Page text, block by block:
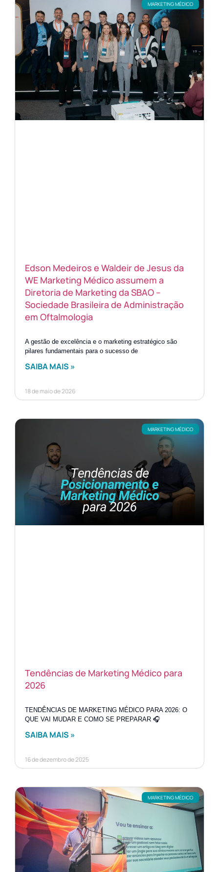
MARKETING MÉDICO
Edson Medeiros e Waldeir de Jesus da
WE Marketing Médico assumem a
Diretoria de Marketing da SBAO –
Sociedade Brasileira de Administração
em Oftalmologia
A gestão de excelência e o marketing estratégico são
pilares fundamentais para o sucesso de
SAIBA MAIS »
18 de maio de 2026
MARKETING MÉDICO
Tendências de Marketing Médico para
2026
TENDÊNCIAS DE MARKETING MÉDICO PARA 2026: O
QUE VAI MUDAR E COMO SE PREPARAR 🎧
SAIBA MAIS »
16 de dezembro de 2025
MARKETING MÉDICO